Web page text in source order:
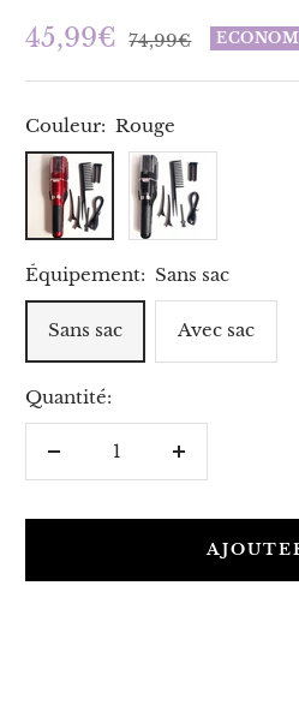
Prix
de
vente
45,99€
Prix
74,99€
Couleur: Rouge
Rouge
Noir
Équipement: Sans sac
Sans sac Avec sac
Quantité:
Réduire
Augmenter